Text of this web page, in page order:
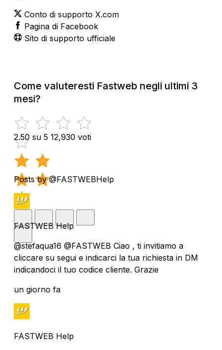
Conto di supporto X.com
Pagina di Facebook
Sito di supporto ufficiale
Come valuteresti Fastweb negli ultimi 3
mesi?
2.50 su 5 12,930 voti
Posts by @FASTWEBHelp
FASTWEB Help
@stefaqua16 @FASTWEB Ciao , ti invitiamo a
cliccare su segui e indicarci la tua richiesta in DM
indicandoci il tuo codice cliente. Grazie
un giorno fa
FASTWEB Help